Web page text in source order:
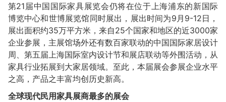
第21届中国国际家具展览会仍将在位于上海浦东的新国际
博览中心和世博展览馆同时展出，展出时间为9月9-12日，
展出面积约35万平方米，来自25个国家和地区的近3000家
企业参展，主展馆场外还有数百家联动的中国国际家居设计
周、第五届上海国际室内设计节和展店联动等外围活动，从
家具行业拓展到大家居领域。至此，本届展会参展企业水平
之高，产品之丰富均创历史新高。
全球现代民用家具展商最多的展会